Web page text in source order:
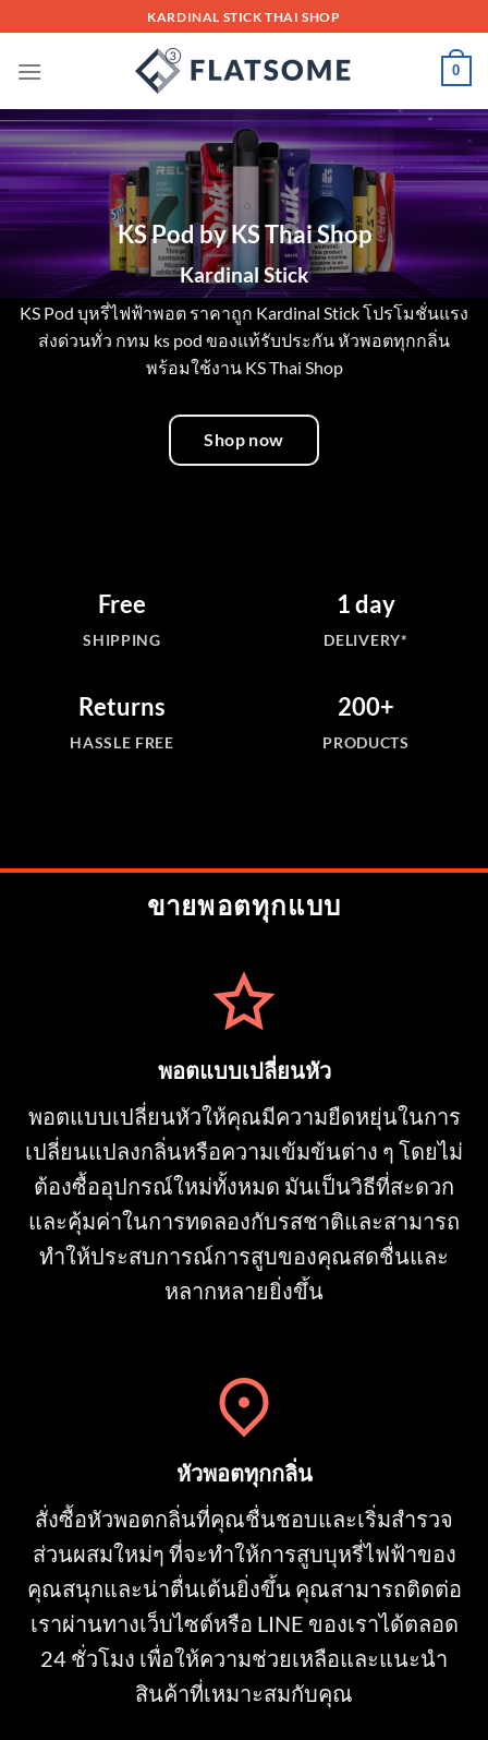
to
content
KARDINAL STICK THAI SHOP
0
KS Pod by KS Thai Shop
Kardinal Stick
KS Pod บุหรี่ไฟฟ้าพอต ราคาถูก Kardinal Stick โปรโมชั่นแรง
ส่งด่วนทั่ว กทม ks pod ของแท้รับประกัน หัวพอตทุกกลิ่น
พร้อมใช้งาน KS Thai Shop
Shop now
Free
SHIPPING
1 day
DELIVERY*
Returns
HASSLE FREE
200+
PRODUCTS
ขายพอตทุกแบบ
พอตแบบเปลี่ยนหัว
พอตแบบเปลี่ยนหัวให้คุณมีความยืดหยุ่นในการ
เปลี่ยนแปลงกลิ่นหรือความเข้มข้นต่าง ๆ โดยไม่
ต้องซื้ออุปกรณ์ใหม่ทั้งหมด มันเป็นวิธีที่สะดวก
และคุ้มค่าในการทดลองกับรสชาติและสามารถ
ทำให้ประสบการณ์การสูบของคุณสดชื่นและ
หลากหลายยิ่งขึ้น
หัวพอตทุกกลิ่น
สั่งซื้อหัวพอตกลิ่นที่คุณชื่นชอบและเริ่มสำรวจ
ส่วนผสมใหม่ๆ ที่จะทำให้การสูบบุหรี่ไฟฟ้าของ
คุณสนุกและน่าตื่นเต้นยิ่งขึ้น คุณสามารถติดต่อ
เราผ่านทางเว็บไซต์หรือ LINE ของเราได้ตลอด
24 ชั่วโมง เพื่อให้ความช่วยเหลือและแนะนำ
สินค้าที่เหมาะสมกับคุณ